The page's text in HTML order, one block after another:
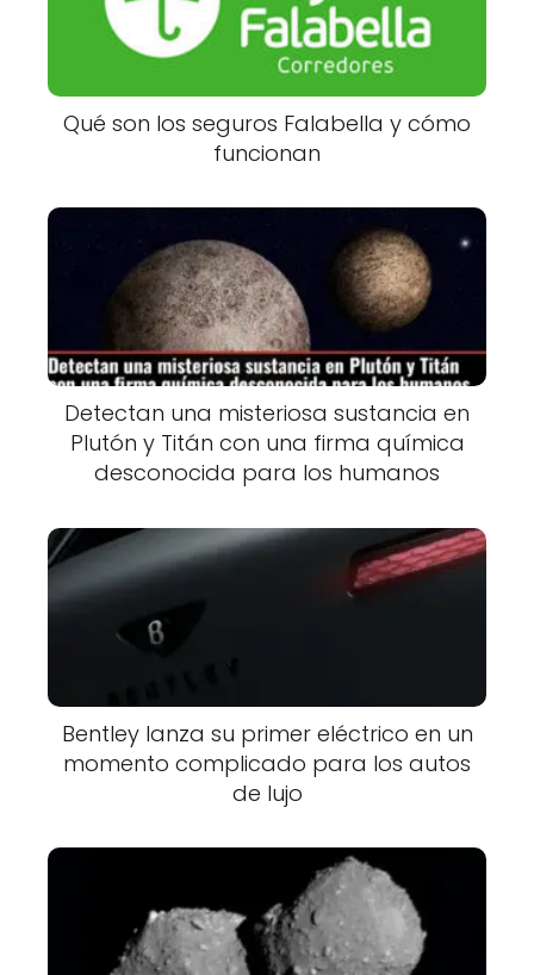
Qué son los seguros Falabella y cómo
funcionan
Detectan una misteriosa sustancia en
Plutón y Titán con una firma química
desconocida para los humanos
Bentley lanza su primer eléctrico en un
momento complicado para los autos
de lujo